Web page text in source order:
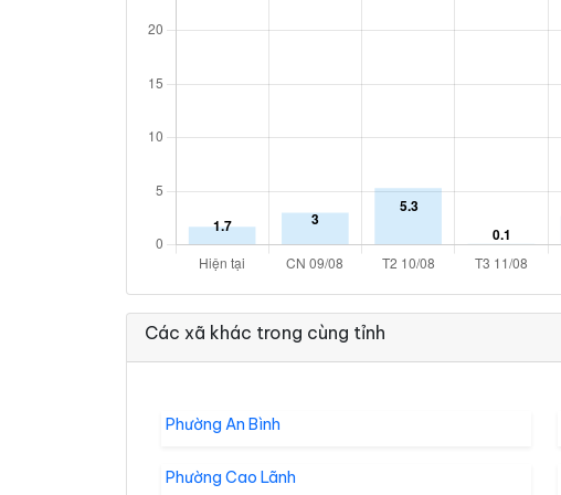
Các xã khác trong cùng tỉnh
Phường An Bình
Phường Cao Lãnh